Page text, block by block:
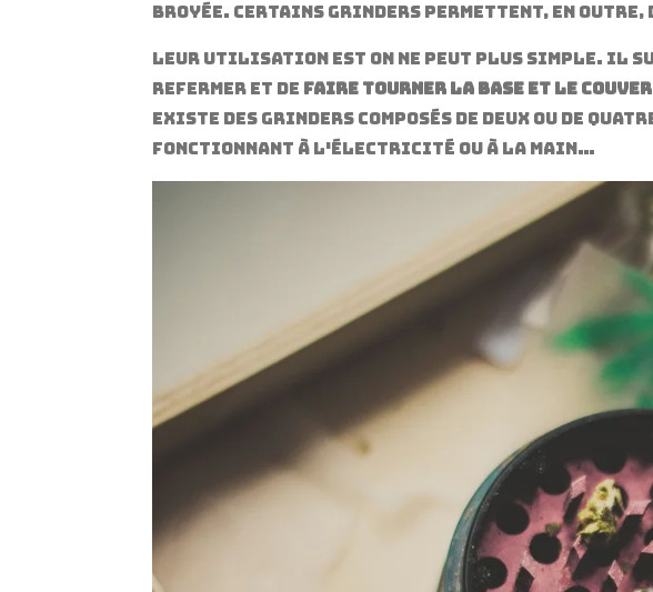
broyée. Certains grinders permettent, en outre,
Leur utilisation est on ne peut plus simple. Il
refermer et de faire tourner la base et le
existe des grinders composés de deux ou de
fonctionnant à l'électricité ou à la main…